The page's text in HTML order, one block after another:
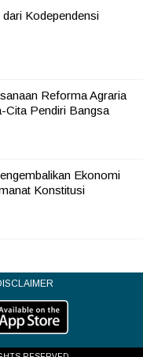
Kodependensi
Reforma Agraria
Cita Pendiri Bangsa
Ekonomi
Konstitusi